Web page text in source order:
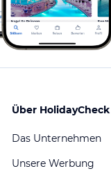
Über HolidayCheck
Das Unternehmen
Unsere Werbung